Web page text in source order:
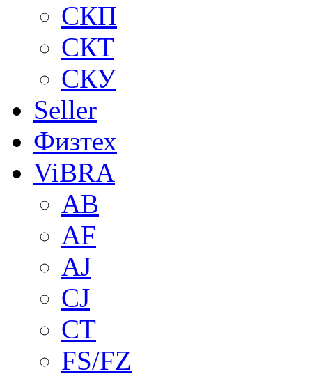
СКП
СКТ
СКУ
Seller
Физтех
ViBRA
AB
AF
AJ
CJ
CT
FS/FZ